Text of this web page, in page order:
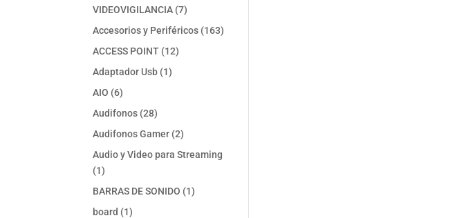
VIDEOVIGILANCIA 77
productos
Accesorios y Periféricos 163163
ACCESS POINT 1212
Adaptador Usb 11
AIO 66
productos
Audifonos 2828
productos
Audifonos Gamer 22
productos
Audio y Video para Streaming
11
producto
BARRAS DE SONIDO 11
board 11